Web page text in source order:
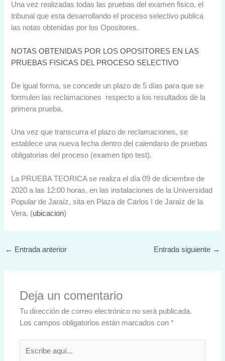
Una vez realizadas todas las pruebas del examen fisico, el
tribunal que esta desarrollando el proceso selectivo publica
las notas obtenidas por los Opositores.
NOTAS OBTENIDAS POR LOS OPOSITORES EN LAS
PRUEBAS FISICAS DEL PROCESO SELECTIVO
De igual forma, se concede un plazo de 5 días para que se
formulen las reclamaciones respecto a los resultados de la
primera prueba.
Una vez que transcurra el plazo de reclamaciones, se
establece una nueva fecha dentro del calendario de pruebas
obligatorias del proceso (examen tipo test).
La PRUEBA TEORICA se realiza el día 09 de diciembre de
2020 a las 12:00 horas, en las instalaciones de la Universidad
Popular de Jaraíz, sita en Plaza de Carlos I de Jaraíz de la
Vera. (ubicacion)
← Entrada anterior Entrada siguiente →
Deja un comentario
Tu dirección de correo electrónico no será publicada.
Los campos obligatorios están marcados con*
aquí...